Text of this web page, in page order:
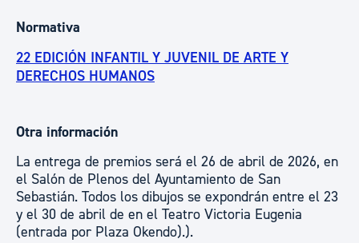
Normativa
22 EDICIÓN INFANTIL Y JUVENIL DE ARTE Y
DERECHOS HUMANOS
Otra información
La entrega de premios será el 26 de abril de 2026, en
el Salón de Plenos del Ayuntamiento de San
Sebastián. Todos los dibujos se expondrán entre el 23
y el 30 de abril de en el Teatro Victoria Eugenia
(entrada por Plaza Okendo).).